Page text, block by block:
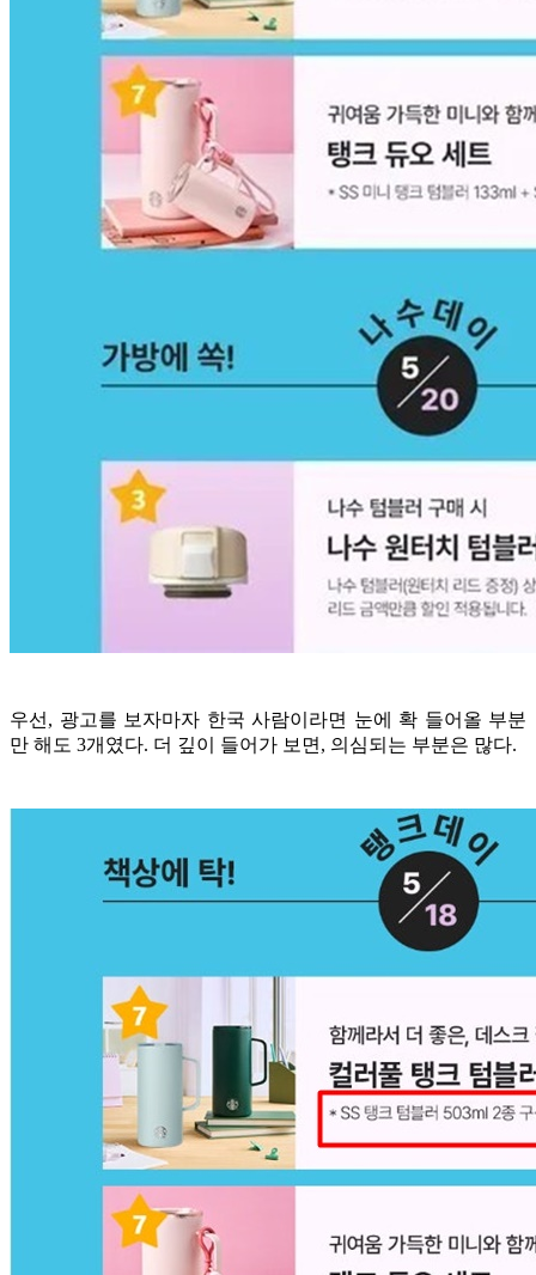
우선, 광고를 보자마자 한국 사람이라면 눈에 확 들어올 부분
만 해도 3개였다. 더 깊이 들어가 보면, 의심되는 부분은 많다.